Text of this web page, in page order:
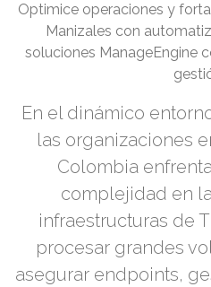
Optimice operaciones y
Manizales con
soluciones ManageEngine
En el dinámico
las organizaciones
Colombia
complejidad en
infraestructuras de
procesar grandes
asegurar endpoints,